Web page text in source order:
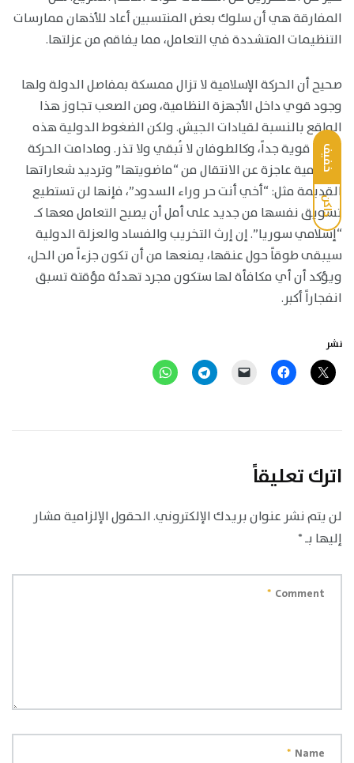
خفيف
داكن
المفارقة هي أن سلوك بعض المنتسبين أعاد للأذهان ممارسات
التنظيمات المتشددة في التعامل، مما يفاقم من عزلتها.
صحيح أن الحركة الإسلامية لا تزال ممسكة بمفاصل الدولة ولها
وجود قوي داخل الأجهزة النظامية، ومن الصعب تجاوز هذا
الواقع بالنسبة لقيادات الجيش. ولكن الضغوط الدولية هذه
المرة قوية جداً، وكالطوفان لا تُبقي ولا تذر. ومادامت الحركة
الإسلامية عاجزة عن الانتقال من “ماضويتها” وترديد شعاراتها
القديمة مثل: “أخي أنت حر وراء السدود”، فإنها لن تستطيع
تسويق نفسها من جديد على أمل أن يصبح التعامل معها كـ
“إسلامي سوريا”. إن إرث التخريب والفساد والعزلة الدولية
سيبقى طوقاً حول عنقها، يمنعها من أن تكون جزءاً من الحل،
ويؤكد أن أي مكافأة لها ستكون مجرد تهدئة مؤقتة تسبق
انفجاراً أكبر.
نشر
اترك تعليقاً
لن يتم نشر عنوان بريدك الإلكتروني.الحقول الإلزامية مشار
إليها بـ*
Comment
*
Name
*